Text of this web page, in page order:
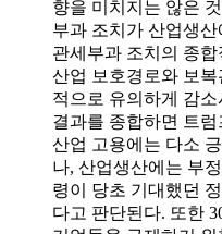
향을 미치지는 않은
부과 조치가 산업생산
관세부과 조치의 종
산업 보호경로와 보
적으로 유의하게 감
결과를 종합하면 트
산업 고용에는 다소
나, 산업생산에는 부
령이 당초 기대했던
다고 판단된다. 또한